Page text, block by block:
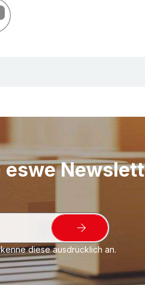
Rollen (3 Karton à 4 Rollen)
(Art.Nr.
liefern wir Ihnen gerne
und
diese ausdrücklich an.